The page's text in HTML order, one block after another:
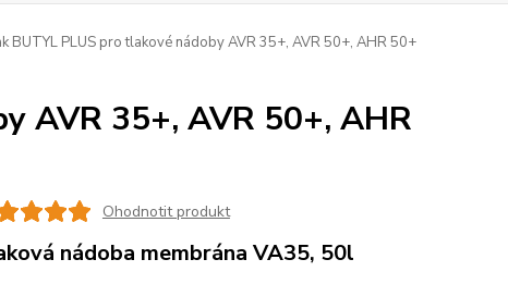
BUTYL PLUS pro tlakové nádoby AVR 35+, AVR 50+, AHR 50+
AVR 35+, AVR 50+, AHR
Ohodnotit produkt
nádoba membrána VA35, 50l